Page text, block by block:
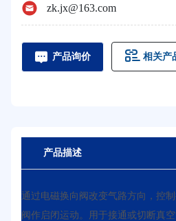
zk.jx@163.com
产品询价 相关产
产品描述
通过电磁换向阀改变气路方向，控
阀作启闭运动。用于接通或切断真